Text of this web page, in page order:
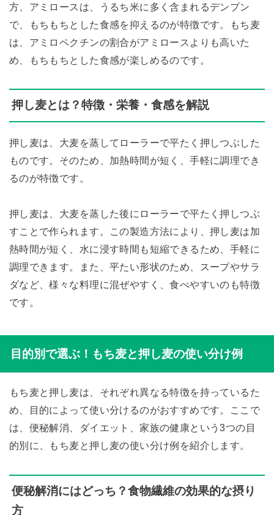
方、アミロースは、うるち米に多く含まれるデンプン
で、もちもちとした食感を抑えるのが特徴です。もち麦
は、アミロペクチンの割合がアミロースよりも高いた
め、もちもちとした食感が楽しめるのです。
押し麦とは？特徴・栄養・食感を解説
押し麦は、大麦を蒸してローラーで平たく押しつぶした
ものです。そのため、加熱時間が短く、手軽に調理でき
るのが特徴です。
押し麦は、大麦を蒸した後にローラーで平たく押しつぶ
すことで作られます。この製造方法により、押し麦は加
熱時間が短く、水に浸す時間も短縮できるため、手軽に
調理できます。また、平たい形状のため、スープやサラ
ダなど、様々な料理に混ぜやすく、食べやすいのも特徴
です。
目的別で選ぶ！もち麦と押し麦の使い分け例
もち麦と押し麦は、それぞれ異なる特徴を持っているた
め、目的によって使い分けるのがおすすめです。ここで
は、便秘解消、ダイエット、家族の健康という3つの目
的別に、もち麦と押し麦の使い分け例を紹介します。
便秘解消にはどっち？食物繊維の効果的な摂り
方